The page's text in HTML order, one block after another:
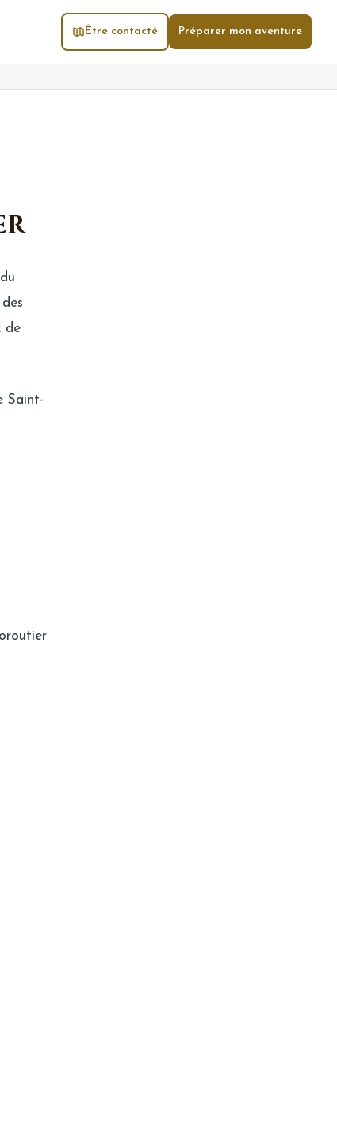
Être contacté Préparer mon aventure
de
Saint-